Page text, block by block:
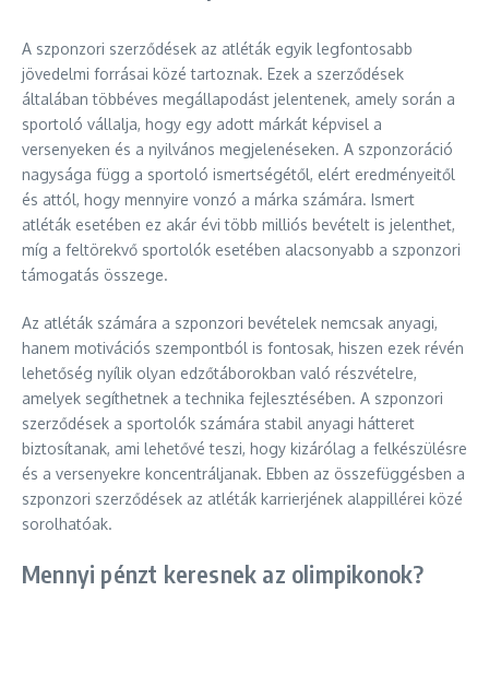
A szponzori szerződések az atléták egyik legfontosabb
jövedelmi forrásai közé tartoznak. Ezek a szerződések
általában többéves megállapodást jelentenek, amely során a
sportoló vállalja, hogy egy adott márkát képvisel a
versenyeken és a nyilvános megjelenéseken. A szponzoráció
nagysága függ a sportoló ismertségétől, elért eredményeitől
és attól, hogy mennyire vonzó a márka számára. Ismert
atléták esetében ez akár évi több milliós bevételt is jelenthet,
míg a feltörekvő sportolók esetében alacsonyabb a szponzori
támogatás összege.
Az atléták számára a szponzori bevételek nemcsak anyagi,
hanem motivációs szempontból is fontosak, hiszen ezek révén
lehetőség nyílik olyan edzőtáborokban való részvételre,
amelyek segíthetnek a technika fejlesztésében. A szponzori
szerződések a sportolók számára stabil anyagi hátteret
biztosítanak, ami lehetővé teszi, hogy kizárólag a felkészülésre
és a versenyekre koncentráljanak. Ebben az összefüggésben a
szponzori szerződések az atléták karrierjének alappillérei közé
sorolhatóak.
Mennyi pénzt keresnek az olimpikonok?